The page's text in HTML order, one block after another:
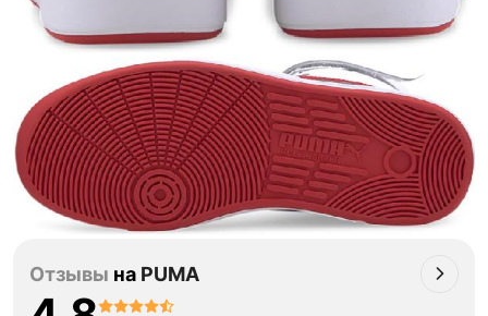
Отзывы на PUMA